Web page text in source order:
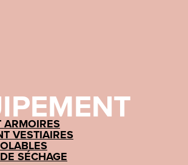
ARMOIRES
VESTIAIRES
SÉCHAGE